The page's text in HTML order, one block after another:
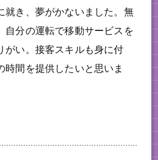
就き、夢がかないました。無
自分の運転で移動サービスを
がい。接客スキルも身に付
間を提供したいと思いま